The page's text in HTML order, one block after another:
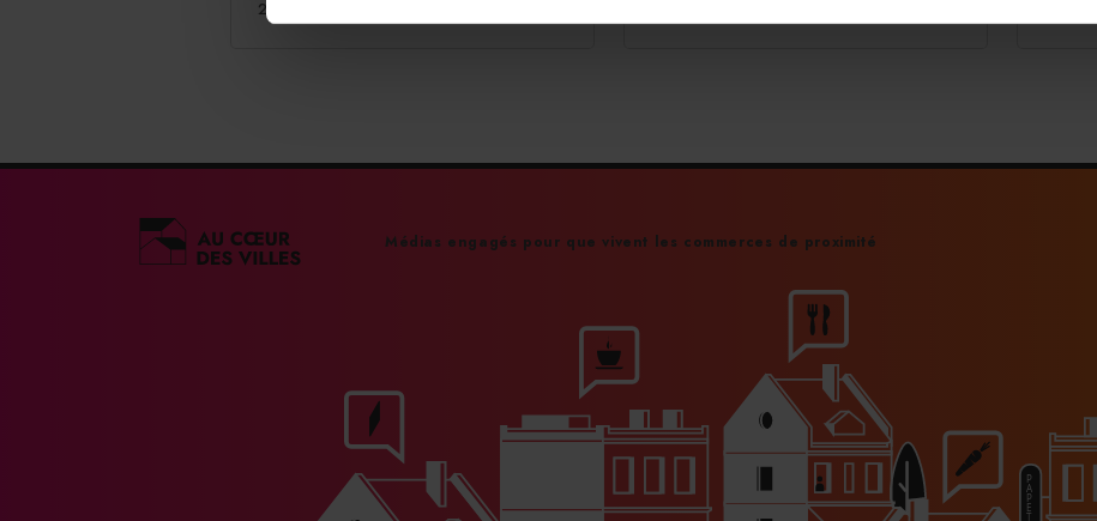
27/07/2026
Médias engagés pour que vivent les commerces de proximité